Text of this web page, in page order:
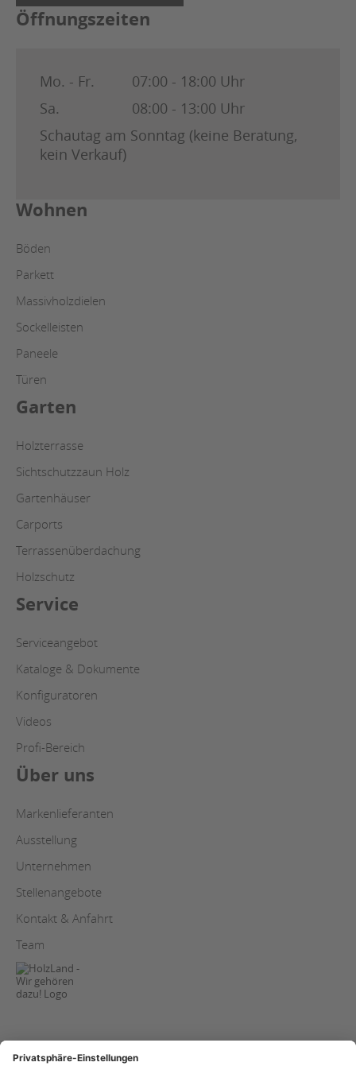
Öffnungszeiten
Mo. - Fr.
07:00 - 18:00 Uhr
Sa.
08:00 - 13:00 Uhr
Schautag am Sonntag (keine Beratung,
kein Verkauf)
Wohnen
Böden
Parkett
Massivholzdielen
Sockelleisten
Paneele
Türen
Garten
Holzterrasse
Sichtschutzzaun Holz
Gartenhäuser
Carports
Terrassenüberdachung
Holzschutz
Service
Serviceangebot
Kataloge & Dokumente
Konfiguratoren
Videos
Profi-Bereich
Über uns
Markenlieferanten
Ausstellung
Unternehmen
Stellenangebote
Kontakt & Anfahrt
Team